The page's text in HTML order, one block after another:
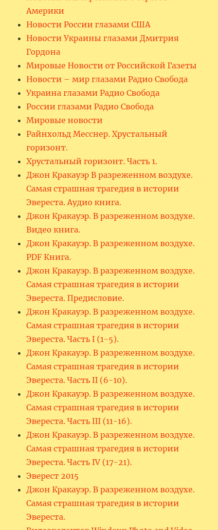
Америки
Новости России глазами США
Новости Украины глазами Дмитрия
Гордона
Мировые Новости от Российской Газеты
Новости – мир глазами Радио Свобода
Украина глазами Радио Свобода
России глазами Радио Свобода
Мировые новости
Райнхольд Месснер. Хрустальный
горизонт.
Хрустальный горизонт. Часть 1.
Джон Кракауэр В разреженном воздухе.
Самая страшная трагедия в истории
Эвереста. Аудио книга.
Джон Кракауэр. В разреженном воздухе.
Видео книга.
Джон Кракауэр. В разреженном воздухе.
PDF Книга.
Джон Кракауэр. В разреженном воздухе.
Самая страшная трагедия в истории
Эвереста. Предисловие.
Джон Кракауэр. В разреженном воздухе.
Самая страшная трагедия в истории
Эвереста. Часть I (1-5).
Джон Кракауэр. В разреженном воздухе.
Самая страшная трагедия в истории
Эвереста. Часть II (6-10).
Джон Кракауэр. В разреженном воздухе.
Самая страшная трагедия в истории
Эвереста. Часть III (11-16).
Джон Кракауэр. В разреженном воздухе.
Самая страшная трагедия в истории
Эвереста. Часть IV (17-21).
Эверест 2015
Джон Кракауэр. В разреженном воздухе.
Самая страшная трагедия в истории
Эвереста.